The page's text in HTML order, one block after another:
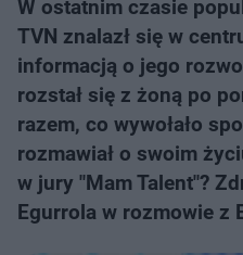
W ostatnim czasie
TVN znalazł się w
informacją o jego
rozstał się z żoną po
razem, co wywołało
rozmawiał o swoim
w jury "Mam Talent"?
Egurrola w rozmowie z